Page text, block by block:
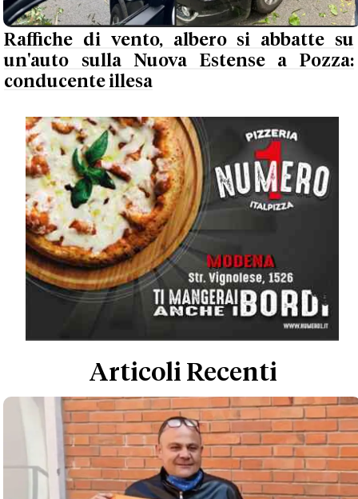
Raffiche di vento, albero si abbatte su
un'auto sulla Nuova Estense a Pozza:
conducente illesa
Articoli Recenti